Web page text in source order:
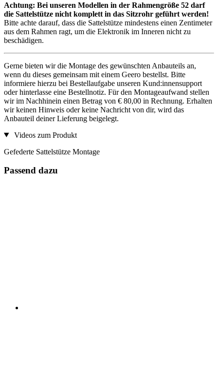
Achtung: Bei unseren Modellen in der Rahmengröße 52 darf
die Sattelstütze nicht komplett in das Sitzrohr geführt werden!
Bitte achte darauf, dass die Sattelstütze mindestens einen Zentimeter
aus dem Rahmen ragt, um die Elektronik im Inneren nicht zu
beschädigen.
Gerne bieten wir die Montage des gewünschten Anbauteils an,
wenn du dieses gemeinsam mit einem Geero bestellst. Bitte
informiere hierzu bei Bestellaufgabe unseren Kund:innensupport
oder hinterlasse eine Bestellnotiz. Für den Montageaufwand stellen
wir im Nachhinein einen Betrag von € 80,00 in Rechnung. Erhalten
wir keinen Hinweis oder keine Nachricht von dir, wird das
Anbauteil deiner Lieferung beigelegt.
Videos zum Produkt
Gefederte Sattelstütze Montage
Passend dazu